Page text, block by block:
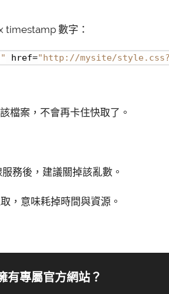
timestamp 數字：
href="http://mysite/
檔案，不會再卡住快取了。
務後，建議關掉該亂數。
，意味耗掉時間與資源。
有專屬官方網站？